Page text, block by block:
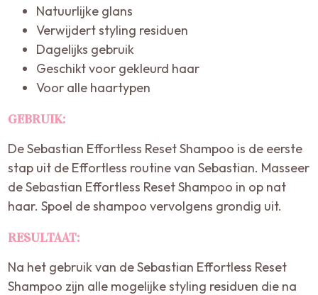
Natuurlijke glans
Verwijdert styling residuen
Dagelijks gebruik
Geschikt voor gekleurd haar
Voor alle haartypen
GEBRUIK:
De Sebastian Effortless Reset Shampoo is de eerste
stap uit de Effortless routine van Sebastian. Masseer
de Sebastian Effortless Reset Shampoo in op nat
haar. Spoel de shampoo vervolgens grondig uit.
RESULTAAT:
Na het gebruik van de Sebastian Effortless Reset
Shampoo zijn alle mogelijke styling residuen die na